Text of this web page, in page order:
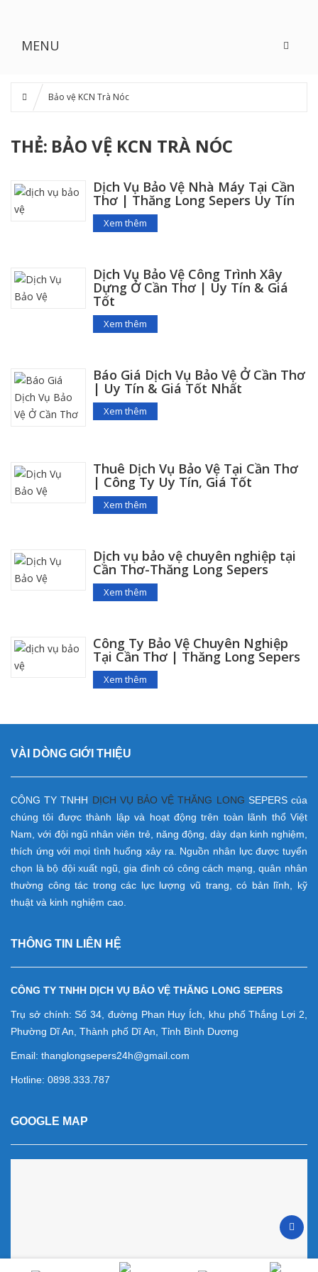
MENU
Bảo vệ KCN Trà Nóc
THẺ: BẢO VỆ KCN TRÀ NÓC
Dịch Vụ Bảo Vệ Nhà Máy Tại Cần
Thơ | Thăng Long Sepers Uy Tín
Xem thêm
Dịch Vụ Bảo Vệ Công Trình Xây
Dựng Ở Cần Thơ | Uy Tín & Giá
Tốt
Xem thêm
Báo Giá Dịch Vụ Bảo Vệ Ở Cần Thơ
| Uy Tín & Giá Tốt Nhất
Xem thêm
Thuê Dịch Vụ Bảo Vệ Tại Cần Thơ
| Công Ty Uy Tín, Giá Tốt
Xem thêm
Dịch vụ bảo vệ chuyên nghiệp tại
Cần Thơ-Thăng Long Sepers
Xem thêm
Công Ty Bảo Vệ Chuyên Nghiệp
Tại Cần Thơ | Thăng Long Sepers
Xem thêm
VÀI DÒNG GIỚI THIỆU
CÔNG TY TNHH DỊCH VỤ BẢO VỆ THĂNG LONG SEPERS của
chúng tôi được thành lập và hoạt động trên toàn lãnh thổ Việt
Nam, với đội ngũ nhân viên trẻ, năng động, dày dạn kinh nghiệm,
thích ứng với mọi tình huống xảy ra. Nguồn nhân lực được tuyển
chọn là bộ đội xuất ngũ, gia đình có công cách mạng, quân nhân
thường công tác trong các lực lượng vũ trang, có bản lĩnh, kỹ
thuật và kinh nghiệm cao.
THÔNG TIN LIÊN HỆ
CÔNG TY TNHH DỊCH VỤ BẢO VỆ THĂNG LONG SEPERS
Trụ sở chính: Số 34, đường Phan Huy Ích, khu phố Thắng Lợi 2,
Phường Dĩ An, Thành phố Dĩ An, Tỉnh Bình Dương
Email: thanglongsepers24h@gmail.com
Hotline: 0898.333.787
GOOGLE MAP